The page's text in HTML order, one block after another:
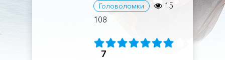
Головоломки
15
108
7